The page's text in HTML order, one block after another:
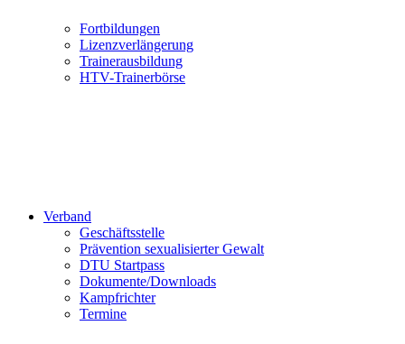
Fortbildungen
Lizenzverlängerung
Trainerausbildung
HTV-Trainerbörse
Verband
Geschäftsstelle
Prävention sexualisierter Gewalt
DTU Startpass
Dokumente/Downloads
Kampfrichter
Termine